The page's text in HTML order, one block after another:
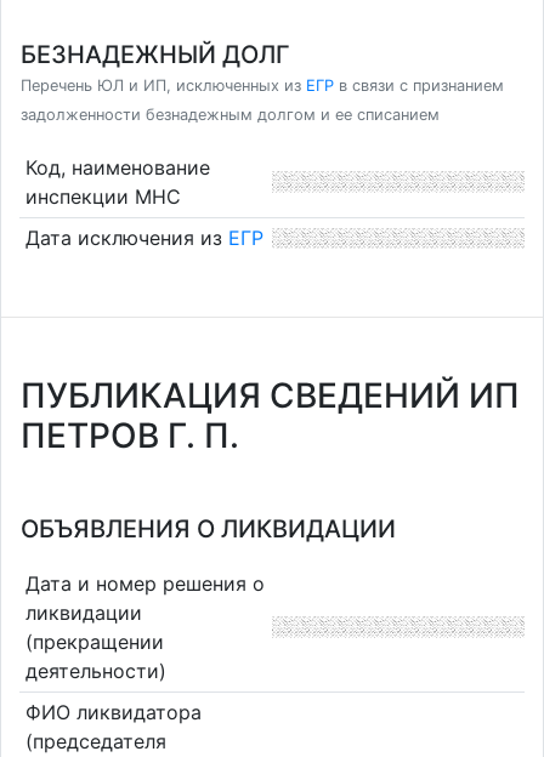
БЕЗНАДЕЖНЫЙ ДОЛГ
Перечень ЮЛ и ИП, исключенных из ЕГР в связи с признанием
задолженности безнадежным долгом и ее списанием
Код, наименование
инспекции МНС
Дата исключения из ЕГР
ПУБЛИКАЦИЯ СВЕДЕНИЙ ИП
ПЕТРОВ Г. П.
ОБЪЯВЛЕНИЯ О ЛИКВИДАЦИИ
Дата и номер решения о
ликвидации
(прекращении
деятельности)
ФИО ликвидатора
(председателя